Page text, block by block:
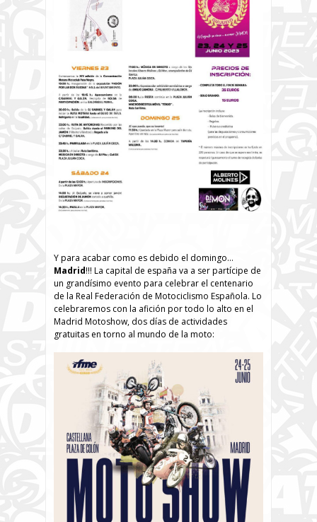
Y para acabar como es debido el domingo…
Madrid!!! La capital de españa va a ser partícipe de
un grandísimo evento para celebrar el centenario
de la Real Federación de Motociclismo Española. Lo
celebraremos con la afición por todo lo alto en el
Madrid Motoshow, dos días de actividades
gratuitas en torno al mundo de la moto: